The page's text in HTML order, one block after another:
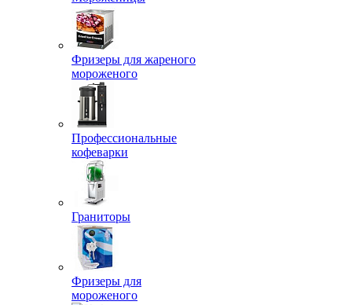
Фризеры для жареного
мороженого
Профессиональные
кофеварки
Граниторы
Фризеры для
мороженого